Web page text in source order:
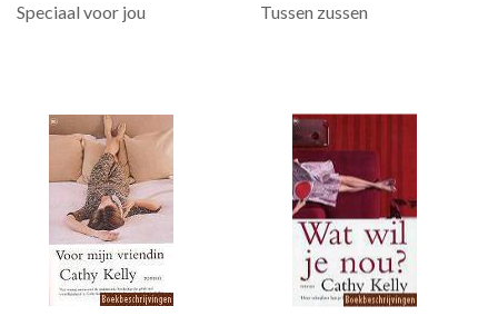
Speciaal voor jou Tussen zussen